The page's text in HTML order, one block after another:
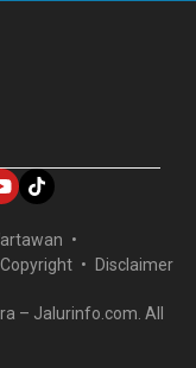
Copyright Disclaimer
– Jalurinfo.com. All